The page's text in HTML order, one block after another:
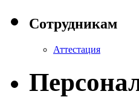
Сотрудникам
Аттестация